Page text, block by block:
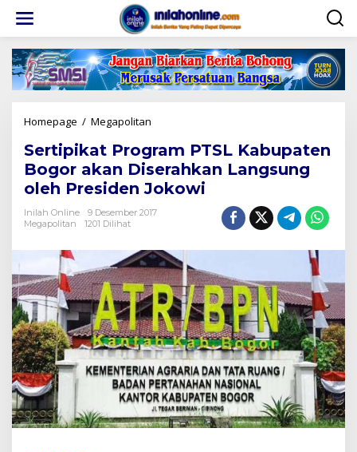
konten
Homepage / Megapolitan
PTSL
Kabupaten
Bogor
akan
Diserahkan
Presiden
Jokowi
Sertipikat Program PTSL Kabupaten
Bogor akan Diserahkan Langsung
oleh Presiden Jokowi
Inilah Online
9 Desember 2017
Megapolitan
1201 Dilihat